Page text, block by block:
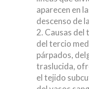
aparecen en
descenso de
Causas del
del tercio
párpados,
traslucida,
el tejido